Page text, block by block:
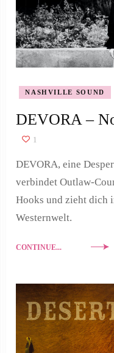
NASHVILLE SOUND
DEVORA –
1
DEVORA, eine
verbindet Outlaw-
Hooks und zieht dich
Westernwelt.
CONTINUE...